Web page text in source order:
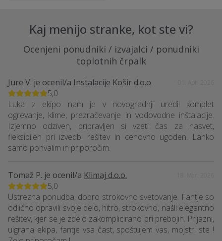
Kaj menijo stranke, kot ste vi?
Ocenjeni ponudniki / izvajalci / ponudniki
toplotnih črpalk
Jure V. je ocenil/a Instalacije Košir d.o.o
5,0
Luka z ekipo nam je v novogradnji uredil komplet
ogrevanje, klime, prezračevanje in vodovodne inštalacije.
Izjemno odziven, pripravljen si vzeti čas za nasvet,
fleksibilen pri izvedbi rešitev in cenovno ugoden. Lahko
samo pohvalim in priporočim.
Tomaž P. je ocenil/a Klimaj d.o.o.
5,0
Ustrezna ponudba, dobro strokovno svetovanje. Fantje so
odlično opravili svoje delo, hitro, strokovno, našli elegantno
rešitev, kjer se je zdelo zakomplicirano pri prebojih. Prijazni,
uigrana ekipa, fantje vsa čast, spoštujem vas, mojstri ste !